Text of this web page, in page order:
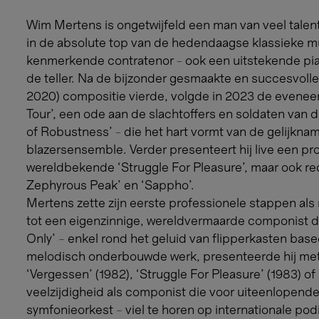
Wim Mertens is ongetwijfeld een man van veel
in de absolute top van de hedendaagse klassieke
kenmerkende contratenor - ook een uitstekende
de teller. Na de bijzonder gesmaakte en
2020) compositie vierde, volgde in 2023 de
Tour’, een ode aan de slachtoffers en soldaten
of Robustness’ - die het hart vormt van de
blazersensemble. Verder presenteert hij live een
wereldbekende ‘Struggle For Pleasure’, maar ook
Zephyrous Peak’ en ‘Sappho’.
Mertens zette zijn eerste professionele stappen
tot een eigenzinnige, wereldvermaarde componist
Only’ – enkel rond het geluid van flipperkasten
melodisch onderbouwde werk, presenteerde hij
‘Vergessen’ (1982), ‘Struggle For Pleasure’ (1983)
veelzijdigheid als componist die voor
symfonieorkest – viel te horen op internationale